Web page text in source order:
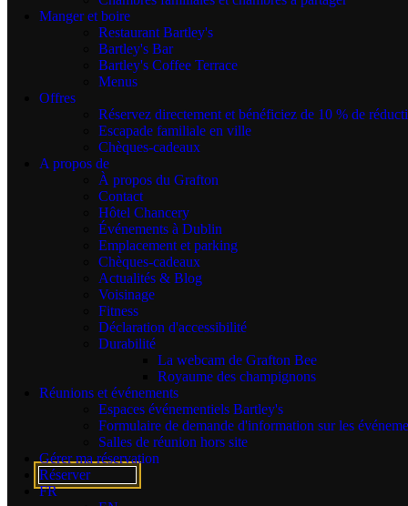
Manger et boire
Restaurant Bartley's
Bartley's Bar
Bartley's Coffee Terrace
Menus
Offres
Réservez directement et bénéficiez de 10 % de
Escapade familiale en ville
Chèques-cadeaux
A propos de
À propos du Grafton
Contact
Hôtel Chancery
Événements à Dublin
Emplacement et parking
Chèques-cadeaux
Actualités & Blog
Voisinage
Fitness
Déclaration d'accessibilité
Durabilité
La webcam de Grafton Bee
Royaume des champignons
Réunions et événements
Espaces événementiels Bartley's
Formulaire de demande d'information sur les
Salles de réunion hors site
Gérer ma réservation
Réserver
FR
and take advantage of the wonderful bedroom amenities at The
Grafton which include:
Douches à l'italienne.
Peignoirs et pantoufles moelleux dans les chambres et
suites de luxe.
Literie à grand nombre de fils.
Téléviseurs HD à écran plat avec possibilité de diffusion
de Chrome.
Placards ouverts.
Bureau de travail avec siège confortable et lampe de
bureau.
Tea and coffee-making facilities.
Un mini-réfrigérateur avec des bouteilles d'eau gratuites.
.
Dublin hotelroom for the night—use it however you like it.
Each of our 128 contemporary guestrooms are modern, 1920’s art-
deco-inspired rooms with different room configurations. Choose
Chambres King classiques.
Chambres doubles et lits jumeaux classiques.
Chambres Deluxe King et Twin.
Chambres accessibles.
Les chambres superposées sont idéales pour partager ou
comme chambre familiale supplémentaire.
Chambres familiales pouvant accueillir jusqu'à six
personnes.
The Multi-sharing Rooms are perfect for groups sharing